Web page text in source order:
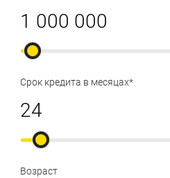
Срок кредита в месяцах*
Возраст